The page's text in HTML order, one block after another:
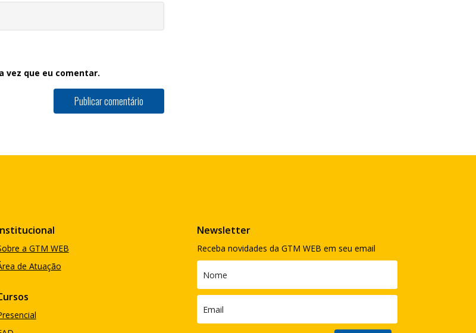
vez que eu comentar.
a GTM WEB
de Atuação
Newsletter
Receba novidades da GTM WEB em seu email